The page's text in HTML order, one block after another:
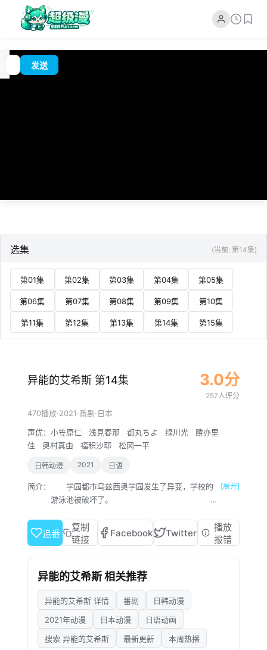
00:00
追
番
?发送
选集 (当前: 第14集)
第01集 第02集 第03集 第04集 第05集
第06集 第07集 第08集 第09集 第10集
第11集 第12集 第13集 第14集 第15集
异能的艾希斯 第14集 3.0分
257人评分
470播放·2021·番剧·日本
声优： 小笠原仁 浅見春那 都丸ちよ 绿川光
勝亦里
佳
奥村真由 福积沙耶 松冈一平
日韩动漫 2021 日语
简介：
学园都市乌兹西奥学园发生了异变，学校的
游泳池被破坏了。
怪异事件！这些事件的背后存在着谜一样的应用
——超能力APP「AICis」
[展开]
追番
复制
链接
Facebook Twitter
播放
报错
异能的艾希斯 相关推荐
异能的艾希斯 详情 番剧
日韩动漫
2021年动漫
日本动漫
日语动画
搜索 异能的艾希斯
最新更新 本周热播